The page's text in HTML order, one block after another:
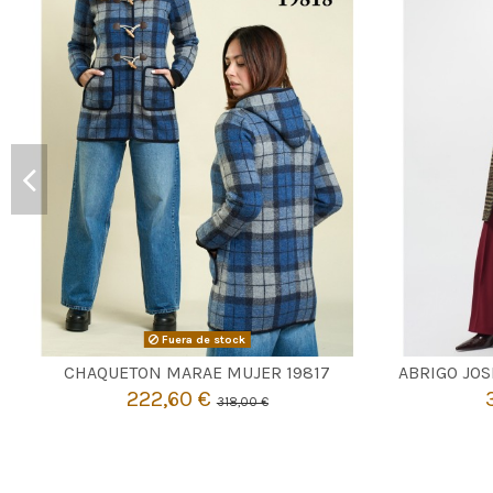
Fuera de stock
CHAQUETON MARAE MUJER 19817
222,60 €318,00 €
 Agotado ABRIGO